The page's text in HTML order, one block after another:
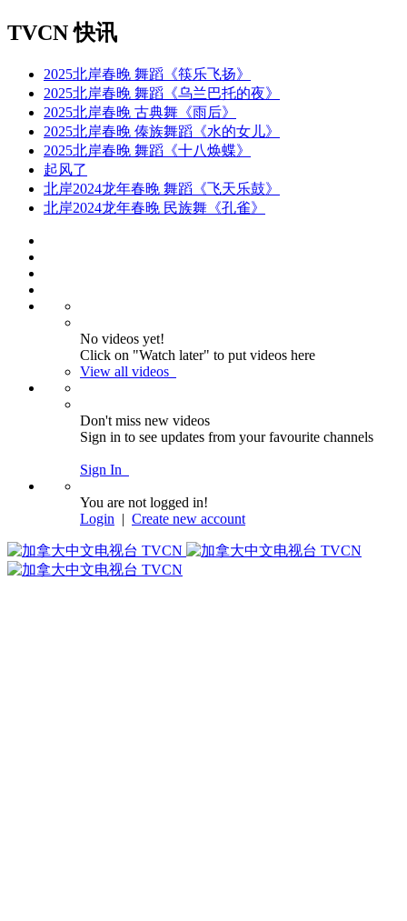
TVCN 快讯
2025北岸春晚 舞蹈《筷乐飞扬》
2025北岸春晚 舞蹈《乌兰巴托的夜》
2025北岸春晚 古典舞《雨后》
2025北岸春晚 傣族舞蹈《水的女儿》
2025北岸春晚 舞蹈《十八焕蝶》
起风了
北岸2024龙年春晚 舞蹈《飞天乐鼓》
北岸2024龙年春晚 民族舞《孔雀》
No videos yet!
Click on "Watch later" to put videos here
View all videos
Don't miss new videos
Sign in to see updates from your favourite channels
Sign In
You are not logged in!
Login | Create new account